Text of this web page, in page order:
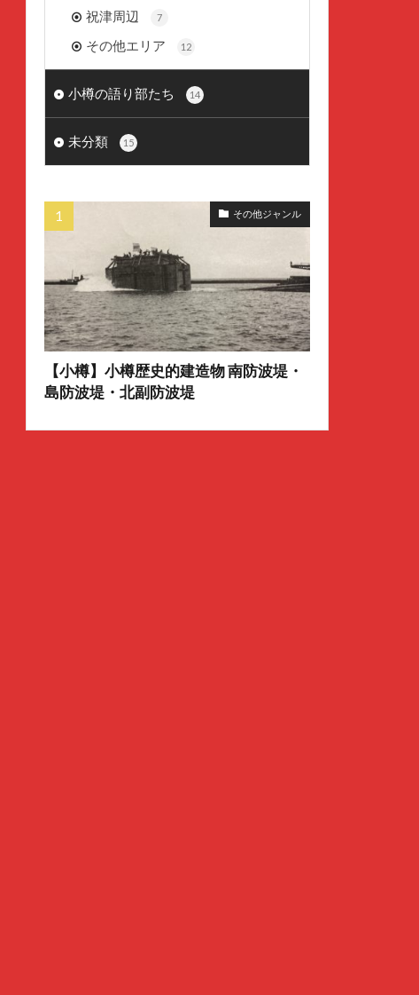
祝津周辺 7
その他エリア 12
小樽の語り部たち 14
未分類 15
その他ジャンル
【小樽】小樽歴史的建造物 南防波堤・
島防波堤・北副防波堤